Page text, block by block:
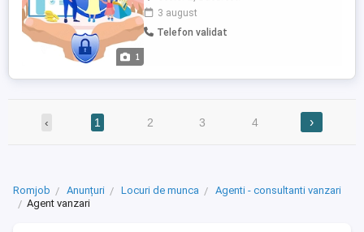
1
fiind cel de al treilea mare broker de
asigurari din lume), o activitate
independenta. Ne extindem echipa cu
3 august
Telefon validat
‹ 1 2 3 4 ›
Romjob Anunțuri Locuri de munca
Agenti - consultanti vanzari
Agent vanzari